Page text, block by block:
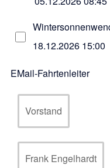
18.12.2026 15:00
EMail-Fahrtenleiter
Vorstand
Frank Engelhardt